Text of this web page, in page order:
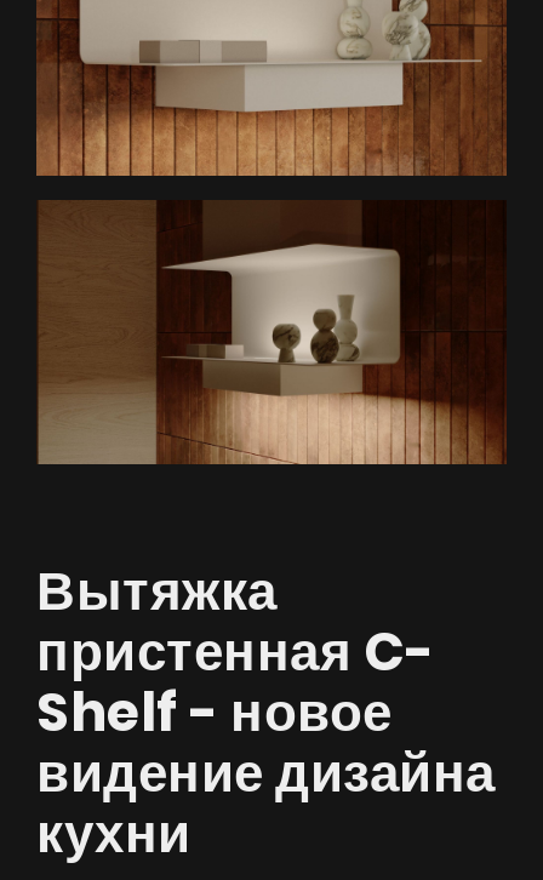
Вытяжка
пристенная C-
Shelf - новое
видение дизайна
кухни